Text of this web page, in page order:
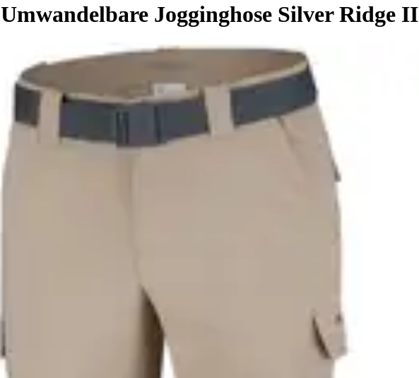
Umwandelbare Jogginghose Silver Ridge II